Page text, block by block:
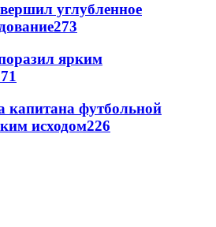
углубленное
273
ярким
капитана футбольной
исходом226